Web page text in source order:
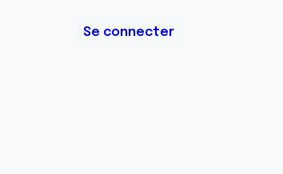
Se connecter